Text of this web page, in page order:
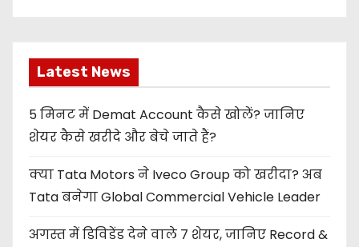
Latest News
5 मिनट में Demat Account कैसे खोलें? जानिए
शेयर कैसे खरीदे और बेचे जाते हैं?
क्या Tata Motors ने Iveco Group को खरीदा? अब
Tata बनेगा Global Commercial Vehicle Leader
अगस्त में डिविडेंड देने वाले 7 शेयर, जानिए Record &